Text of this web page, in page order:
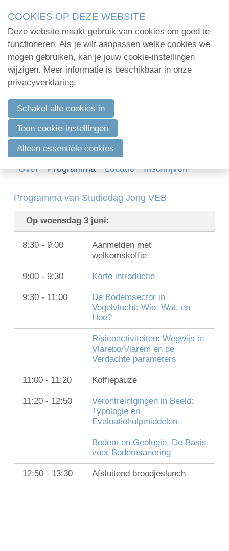
links
Jump
to
navigation
Jump
main
content
kwalitatief hoogstaande opleidingen en
2Mpact beschikt hiervoor over de KMO-
Startdag Jong VEB – Jouw kickstart in
de bodemsector
woensdag 3 juni 2026 van 08:30 uur tot
13:30 uur
Ondernemershuis Mechelen
VEB
Over Programma Locatie Inschrijven
Programma van Studiedag Jong VEB
Op woensdag 3 juni:
8:30 - 9:00
Aanmelden met
welkomskoffie
9:00 - 9:30 Korte introductie
9:30 - 11:00
De Bodemsector in
Vogelvlucht: Wie, Wat, en
Hoe?
Risicoactiviteiten: Wegwijs in
Vlarebo/Vlarem en de
Verdachte parameters
11:00 - 11:20 Koffiepauze
11:20 - 12:50
Verontreinigingen in Beeld:
Typologie en
Evaluatiehulpmiddelen
Bodem en Geologie: De Basis
voor Bodemsanering
12:50 - 13:30 Afsluitend broodjeslunch
Home
Administratie
Communicatie
Verenigingsadvies
Mijn deelnamecertificaten
Dag van de
Log in
English
Nederlands
COOKIES OP DEZE WEBSITE
Deze website maakt gebruik van cookies om goed te
functioneren. Als je wilt aanpassen welke cookies we
mogen gebruiken, kan je jouw cookie-instellingen
wijzigen. Meer informatie is beschikbaar in onze
privacyverklaring.
Schakel alle cookies in
Toon cookie-instellingen
Alleen essentiële cookies